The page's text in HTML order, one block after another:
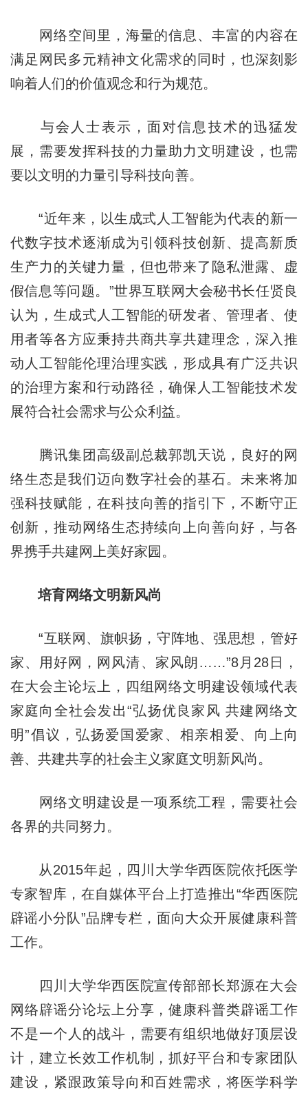
网络空间里，海量的信息、丰富的内容在
满足网民多元精神文化需求的同时，也深刻影
响着人们的价值观念和行为规范。
与会人士表示，面对信息技术的迅猛发
展，需要发挥科技的力量助力文明建设，也需
要以文明的力量引导科技向善。
“近年来，以生成式人工智能为代表的新一
代数字技术逐渐成为引领科技创新、提高新质
生产力的关键力量，但也带来了隐私泄露、虚
假信息等问题。”世界互联网大会秘书长任贤良
认为，生成式人工智能的研发者、管理者、使
用者等各方应秉持共商共享共建理念，深入推
动人工智能伦理治理实践，形成具有广泛共识
的治理方案和行动路径，确保人工智能技术发
展符合社会需求与公众利益。
腾讯集团高级副总裁郭凯天说，良好的网
络生态是我们迈向数字社会的基石。未来将加
强科技赋能，在科技向善的指引下，不断守正
创新，推动网络生态持续向上向善向好，与各
界携手共建网上美好家园。
培育网络文明新风尚
“互联网、旗帜扬，守阵地、强思想，管好
家、用好网，网风清、家风朗……”8月28日，
在大会主论坛上，四组网络文明建设领域代表
家庭向全社会发出“弘扬优良家风 共建网络文
明”倡议，弘扬爱国爱家、相亲相爱、向上向
善、共建共享的社会主义家庭文明新风尚。
网络文明建设是一项系统工程，需要社会
各界的共同努力。
从2015年起，四川大学华西医院依托医学
专家智库，在自媒体平台上打造推出“华西医院
辟谣小分队”品牌专栏，面向大众开展健康科普
工作。
四川大学华西医院宣传部部长郑源在大会
网络辟谣分论坛上分享，健康科普类辟谣工作
不是一个人的战斗，需要有组织地做好顶层设
计，建立长效工作机制，抓好平台和专家团队
建设，紧跟政策导向和百姓需求，将医学科学